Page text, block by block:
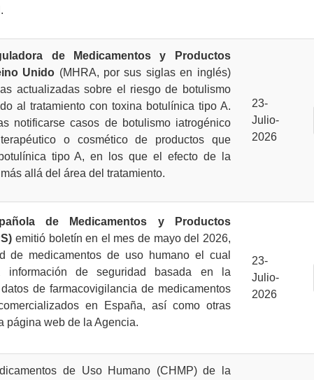
.
de Medicamentos y Productos
Unido (MHRA, por sus siglas en inglés)
actualizadas sobre el riesgo de botulismo
al tratamiento con toxina botulínica tipo A.
notificarse casos de botulismo iatrogénico
o cosmético de productos que
tipo A, en los que el efecto de la
allá del área del tratamiento.
23-
Julio-
2026
de Medicamentos y Productos
emitió boletín en el mes de mayo del 2026,
de medicamentos de uso humano el cual
información de seguridad basada en la
de farmacovigilancia de medicamentos
en España, así como otras
página web de la Agencia.
23-
Julio-
2026
de Uso Humano (CHMP) de la